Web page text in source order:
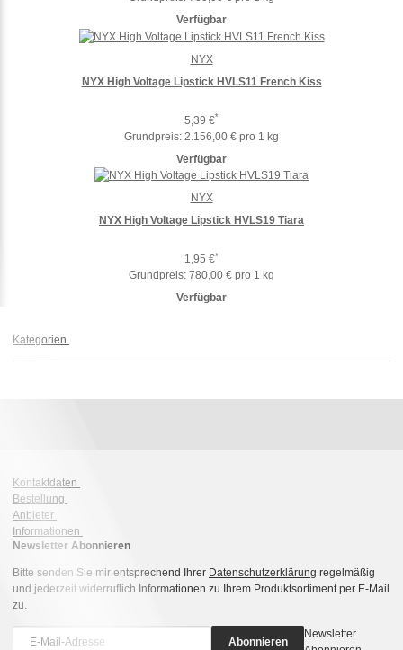
Verfügbar
NYX High Voltage Lipstick HVLS11 French Kiss
5,39 €*
Grundpreis: 2.156,00 € pro 1 kg
Verfügbar
NYX
NYX High Voltage Lipstick HVLS19 Tiara
1,95 €*
Grundpreis: 780,00 € pro 1 kg
Verfügbar
NYX
Kategorien
Kontaktdaten
Bestellung
Anbieter
Informationen
Newsletter Abonnieren
Bitte senden Sie mir entsprechend Ihrer Datenschutzerklärung regelmäßig
und jederzeit widerruflich Informationen zu Ihrem Produktsortiment per E-Mail
zu.
Abonnieren
Newsletter